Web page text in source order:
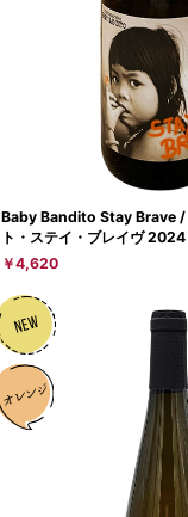
Baby Bandito Stay Brave /
ト・ステイ・ブレイヴ 2024
￥4,620